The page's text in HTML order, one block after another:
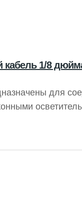
кабель 1/8
для
из
с ПВХ